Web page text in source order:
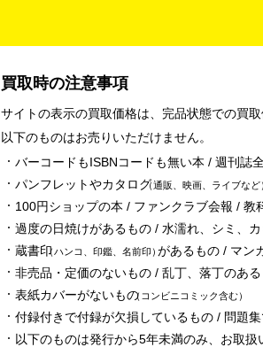
買取時の注意事項
サイトの表示の買取価格は、完品状態での買取
以下のものはお売りいただけません。
バーコードもISBNコードも無い本 / 週刊誌
パンフレットやカタログ 通販、映画、ライブなど
100円ショップの本 / ファンクラブ会報 / 教
過度の日焼けがあるもの / 水濡れ、シミ、
蔵書印 ハンコ、印鑑、名前印
があるもの / マン
非売品・定価のないもの / 乱丁、落丁のあ
表紙カバーがないもの コンビニコミック含む
付録付きで付録が欠損しているもの / 問題
以下のものは発行から5年未満のみ、お取扱